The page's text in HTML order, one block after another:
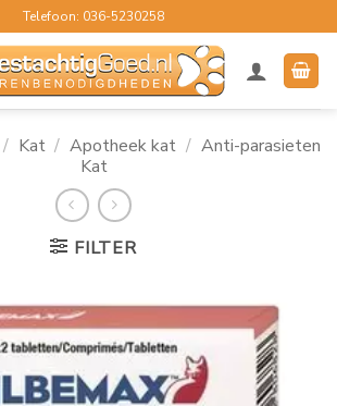
Telefoon: 036-5230258
/ Kat / Apotheek kat / Anti-parasieten
Kat
FILTER